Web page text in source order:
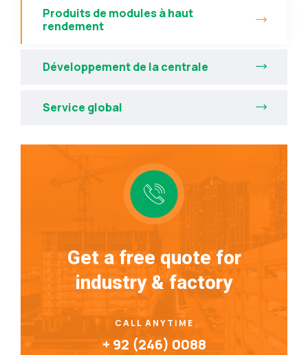
Produits de modules à haut
rendement
Développement de la centrale
Service global
Get a free quote for
industry & factory
CALL ANYTIME
+ 92 (246) 0088